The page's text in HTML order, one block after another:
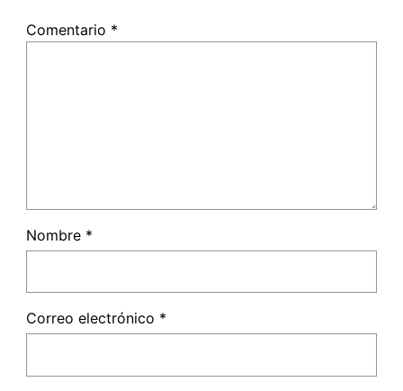
Comentario *
Nombre *
Correo electrónico *